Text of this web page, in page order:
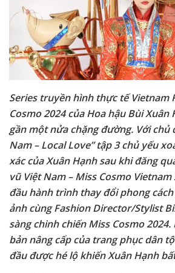
Series truyền hình thực tế Vietnam
Cosmo 2024 của Hoa hậu Bùi Xuân
gần một nửa chặng đường. Với chủ
Nam – Local Love” tập 3 chủ yếu
xác của Xuân Hạnh sau khi đăng
vũ Việt Nam – Miss Cosmo
đầu hành trình thay đổi phong cách
ảnh cùng Fashion Director/Stylist
sàng chinh chiến Miss Cosmo
bản nâng cấp của trang phục dân
đầu được hé lộ khiến Xuân Hạnh